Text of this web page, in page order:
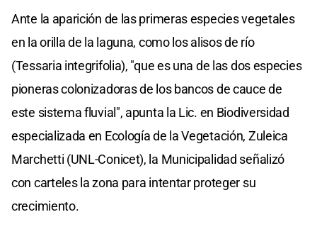
Ante la aparición de las primeras especies vegetales
en la orilla de la laguna, como los alisos de río
(Tessaria integrifolia), "que es una de las dos especies
pioneras colonizadoras de los bancos de cauce de
este sistema fluvial", apunta la Lic. en Biodiversidad
especializada en Ecología de la Vegetación, Zuleica
Marchetti (UNL-Conicet), la Municipalidad señalizó
con carteles la zona para intentar proteger su
crecimiento.